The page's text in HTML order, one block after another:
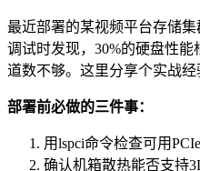
最近部署的某视频平台存储
调试时发现，30%的硬盘性
道数不够。这里分享个实战经
部署前必做的三件事：
用lspci命令检查可用
确认机箱散热能否支持